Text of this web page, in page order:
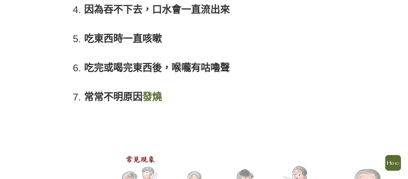
因為吞不下去，口水會一直流出來
吃東西時一直咳嗽
吃完或喝完東西後，喉嚨有咕嚕聲
常常不明原因發燒